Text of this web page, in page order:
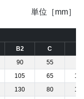
単位［mm］
B2 C
90 55
105 65
130 80